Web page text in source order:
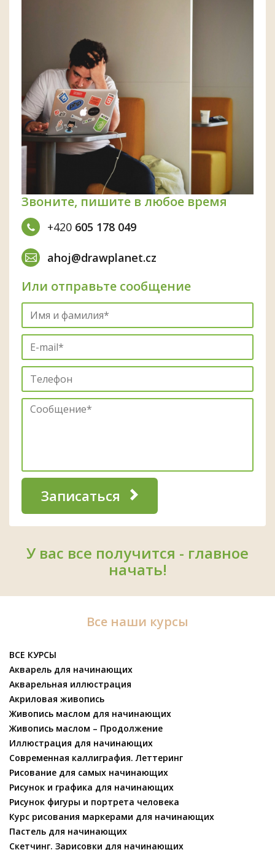
Звоните, пишите в любое время
+420 605 178 049
ahoj@drawplanet.cz
Или отправьте сообщение
Записаться
У вас все получится - главное
начать!
Все наши курсы
ВСЕ КУРСЫ
Акварель для начинающих
Акварельная иллюстрация
Акриловая живопись
Живопись маслом для начинающих
Живопись маслом – Продолжение
Иллюстрация для начинающих
Современная каллиграфия. Леттеринг
Рисование для самых начинающих
Рисунок и графика для начинающих
Рисунок фигуры и портрета человека
Курс рисования маркерами для начинающих
Пастель для начинающих
Скетчинг. Зарисовки для начинающих